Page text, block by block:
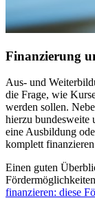
Finanzierung
Aus- und
die Frage, wie
werden sollen.
hierzu bundesweite
eine Ausbildung
komplett
Einen guten
finanzieren: diese